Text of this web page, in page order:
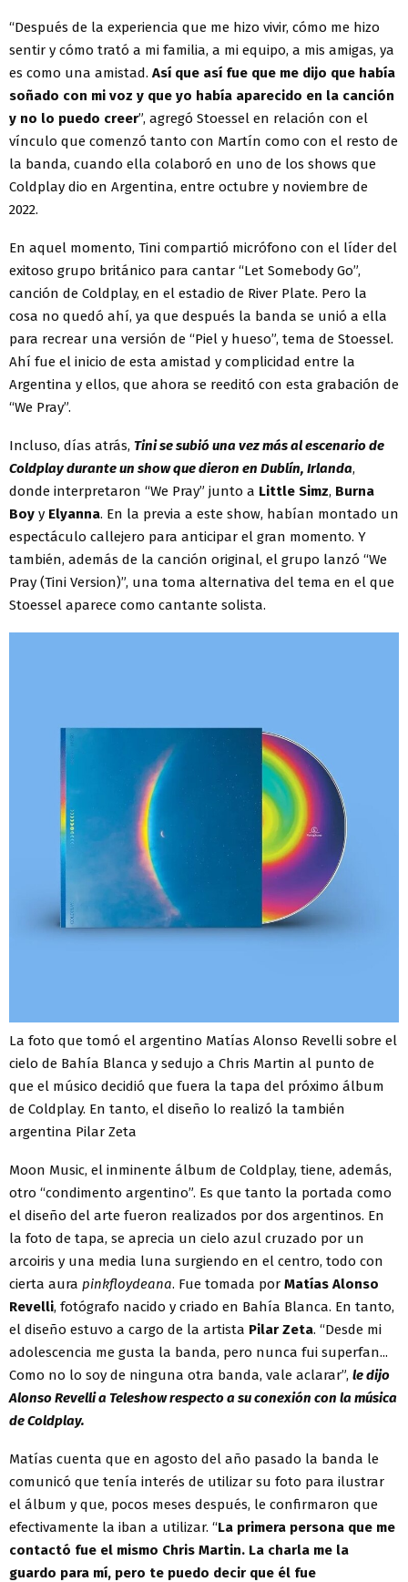
“Después de la experiencia que me hizo vivir, cómo me hizo
sentir y cómo trató a mi familia, a mi equipo, a mis amigas, ya
es como una amistad. Así que así fue que me dijo que había
soñado con mi voz y que yo había aparecido en la canción
y no lo puedo creer”, agregó Stoessel en relación con el
vínculo que comenzó tanto con Martín como con el resto de
la banda, cuando ella colaboró en uno de los shows que
Coldplay dio en Argentina, entre octubre y noviembre de
2022.
En aquel momento, Tini compartió micrófono con el líder del
exitoso grupo británico para cantar “Let Somebody Go”,
canción de Coldplay, en el estadio de River Plate. Pero la
cosa no quedó ahí, ya que después la banda se unió a ella
para recrear una versión de “Piel y hueso”, tema de Stoessel.
Ahí fue el inicio de esta amistad y complicidad entre la
Argentina y ellos, que ahora se reeditó con esta grabación de
“We Pray”.
Incluso, días atrás, Tini se subió una vez más al escenario de
Coldplay durante un show que dieron en Dublín, Irlanda,
donde interpretaron “We Pray” junto a Little Simz, Burna
Boy y Elyanna. En la previa a este show, habían montado un
espectáculo callejero para anticipar el gran momento. Y
también, además de la canción original, el grupo lanzó “We
Pray (Tini Version)”, una toma alternativa del tema en el que
Stoessel aparece como cantante solista.
La foto que tomó el argentino Matías Alonso Revelli sobre el
cielo de Bahía Blanca y sedujo a Chris Martin al punto de
que el músico decidió que fuera la tapa del próximo álbum
de Coldplay. En tanto, el diseño lo realizó la también
argentina Pilar Zeta
Moon Music, el inminente álbum de Coldplay, tiene, además,
otro “condimento argentino”. Es que tanto la portada como
el diseño del arte fueron realizados por dos argentinos. En
la foto de tapa, se aprecia un cielo azul cruzado por un
arcoiris y una media luna surgiendo en el centro, todo con
cierta aura pinkfloydeana. Fue tomada por Matías Alonso
Revelli, fotógrafo nacido y criado en Bahía Blanca. En tanto,
el diseño estuvo a cargo de la artista Pilar Zeta. “Desde mi
adolescencia me gusta la banda, pero nunca fui superfan...
Como no lo soy de ninguna otra banda, vale aclarar”, le dijo
Alonso Revelli a Teleshow respecto a su conexión con la música
de Coldplay.
Matías cuenta que en agosto del año pasado la banda le
comunicó que tenía interés de utilizar su foto para ilustrar
el álbum y que, pocos meses después, le confirmaron que
efectivamente la iban a utilizar. “La primera persona que me
contactó fue el mismo Chris Martin. La charla me la
guardo para mí, pero te puedo decir que él fue